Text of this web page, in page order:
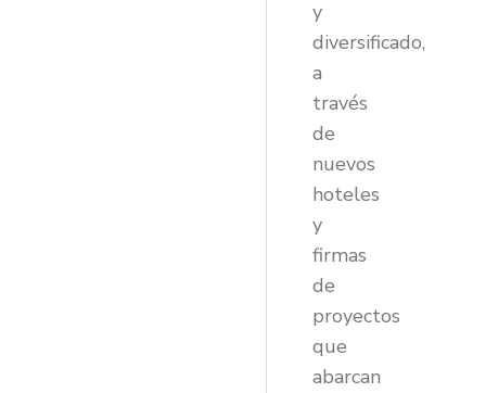
y
diversificado,
a
través
de
nuevos
hoteles
y
firmas
de
proyectos
que
abarcan